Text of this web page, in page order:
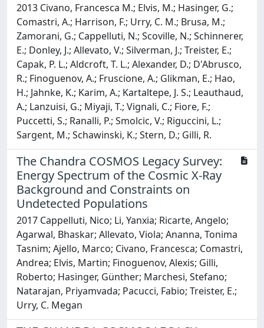
2013 Civano, Francesca M.; Elvis, M.; Hasinger, G.;
Comastri, A.; Harrison, F.; Urry, C. M.; Brusa, M.;
Zamorani, G.; Cappelluti, N.; Scoville, N.; Schinnerer,
E.; Donley, J.; Allevato, V.; Silverman, J.; Treister, E.;
Capak, P. L.; Aldcroft, T. L.; Alexander, D.; D'Abrusco,
R.; Finoguenov, A.; Fruscione, A.; Glikman, E.; Hao,
H.; Jahnke, K.; Karim, A.; Kartaltepe, J. S.; Leauthaud,
A.; Lanzuisi, G.; Miyaji, T.; Vignali, C.; Fiore, F.;
Puccetti, S.; Ranalli, P.; Smolcic, V.; Riguccini, L.;
Sargent, M.; Schawinski, K.; Stern, D.; Gilli, R.
The Chandra COSMOS Legacy Survey:
Energy Spectrum of the Cosmic X-Ray
Background and Constraints on
Undetected Populations
2017 Cappelluti, Nico; Li, Yanxia; Ricarte, Angelo;
Agarwal, Bhaskar; Allevato, Viola; Ananna, Tonima
Tasnim; Ajello, Marco; Civano, Francesca; Comastri,
Andrea; Elvis, Martin; Finoguenov, Alexis; Gilli,
Roberto; Hasinger, Günther; Marchesi, Stefano;
Natarajan, Priyamvada; Pacucci, Fabio; Treister, E.;
Urry, C. Megan